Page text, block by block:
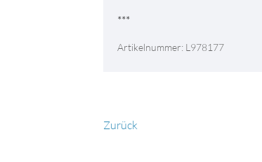
***
Artikelnummer: L978177
Zurück